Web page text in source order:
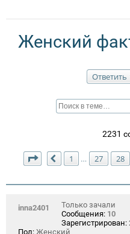
Женский
Ответить
2231
Страница 29 из64
Пред.
1 … 27 28
inna2401
Только зачали
Сообщения: 10
Зарегистрирован:
Пол: Женский